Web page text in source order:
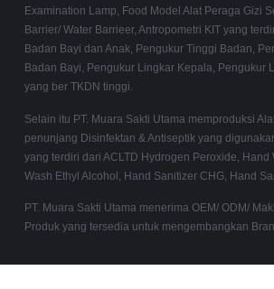
Examination Lamp, Food Model Alat Peraga Gizi
Barrier/ Water Barrieer, Antropometri KIT yang
Badan Bayi dan Anak, Pengukur Tinggi Badan,
Badan Bayi, Pengukur Lingkar Kepala, Pengukur
yang ber TKDN tinggi.
Selain itu PT. Muara Sakti Utama memproduksi
penunjang Disinfektan & Antiseptik yang
yang terdiri dari ACLTD Hydrogen Peroxide, Hand
Wash Ethyl Alcohol, Hand Sanitizer CHG, Hand
PT. Muara Sakti Utama menerima OEM/ ODM/
Produk yang tersedia untuk mengembangkan